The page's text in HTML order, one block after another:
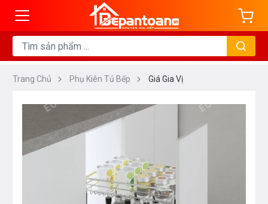
Trang Chủ Phụ Kiên Tủ Bếp Giá Gia Vị